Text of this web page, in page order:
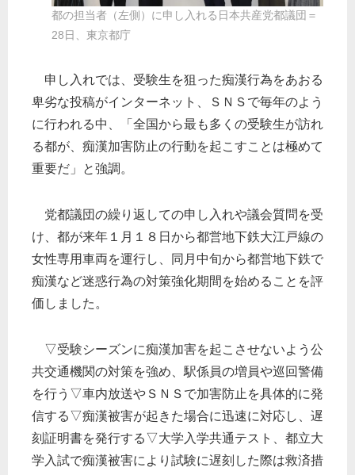
都の担当者（左側）に申し入れる日本共産党都議団＝
28日、東京都庁
申し入れでは、受験生を狙った痴漢行為をあおる
卑劣な投稿がインターネット、ＳＮＳで毎年のよう
に行われる中、「全国から最も多くの受験生が訪れ
る都が、痴漢加害防止の行動を起こすことは極めて
重要だ」と強調。
党都議団の繰り返しての申し入れや議会質問を受
け、都が来年１月１８日から都営地下鉄大江戸線の
女性専用車両を運行し、同月中旬から都営地下鉄で
痴漢など迷惑行為の対策強化期間を始めることを評
価しました。
▽受験シーズンに痴漢加害を起こさせないよう公
共交通機関の対策を強め、駅係員の増員や巡回警備
を行う▽車内放送やＳＮＳで加害防止を具体的に発
信する▽痴漢被害が起きた場合に迅速に対応し、遅
刻証明書を発行する▽大学入学共通テスト、都立大
学入試で痴漢被害により試験に遅刻した際は救済措